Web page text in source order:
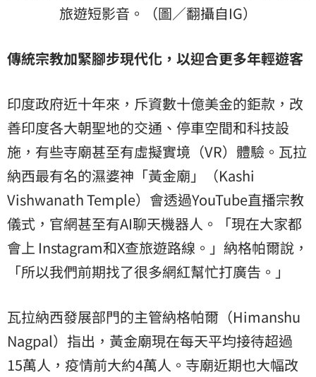
旅遊短影音。（圖／翻攝自IG）
傳統宗教加緊腳步現代化，以迎合更多年輕遊客
印度政府近十年來，斥資數十億美金的鉅款，改
善印度各大朝聖地的交通、停車空間和科技設
施，有些寺廟甚至有虛擬實境（VR）體驗。瓦拉
納西最有名的濕婆神「黃金廟」（Kashi
Vishwanath Temple）會透過YouTube直播宗教
儀式，官網甚至有AI聊天機器人。「現在大家都
會上 Instagram和X查旅遊路線。」納格帕爾說，
「所以我們前期找了很多網紅幫忙打廣告。」
瓦拉納西發展部門的主管納格帕爾（Himanshu
Nagpal）指出，黃金廟現在每天平均接待超過
15萬人，疫情前大約4萬人。寺廟近期也大幅改